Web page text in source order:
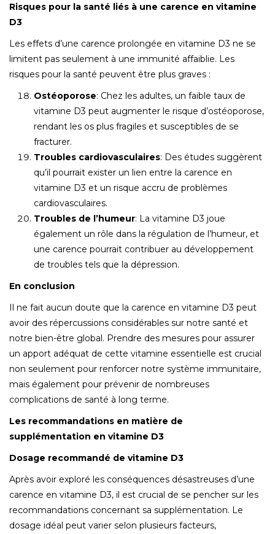
Risques pour la santé liés à une carence en vitamine
D3
Les effets d’une carence prolongée en vitamine D3 ne se
limitent pas seulement à une immunité affaiblie. Les
risques pour la santé peuvent être plus graves :
Ostéoporose: Chez les adultes, un faible taux de
vitamine D3 peut augmenter le risque d’ostéoporose,
rendant les os plus fragiles et susceptibles de se
fracturer.
Troubles cardiovasculaires: Des études suggèrent
qu’il pourrait exister un lien entre la carence en
vitamine D3 et un risque accru de problèmes
cardiovasculaires.
Troubles de l’humeur: La vitamine D3 joue
également un rôle dans la régulation de l’humeur, et
une carence pourrait contribuer au développement
de troubles tels que la dépression.
En conclusion
Il ne fait aucun doute que la carence en vitamine D3 peut
avoir des répercussions considérables sur notre santé et
notre bien-être global. Prendre des mesures pour assurer
un apport adéquat de cette vitamine essentielle est crucial
non seulement pour renforcer notre système immunitaire,
mais également pour prévenir de nombreuses
complications de santé à long terme.
Les recommandations en matière de
supplémentation en vitamine D3
Dosage recommandé de vitamine D3
Après avoir exploré les conséquences désastreuses d’une
carence en vitamine D3, il est crucial de se pencher sur les
recommandations concernant sa supplémentation. Le
dosage idéal peut varier selon plusieurs facteurs,